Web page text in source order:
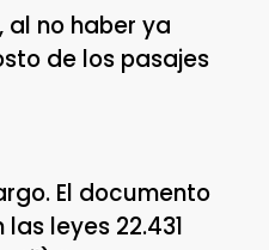
al no haber ya
de los pasajes
El documento
leyes 22.431